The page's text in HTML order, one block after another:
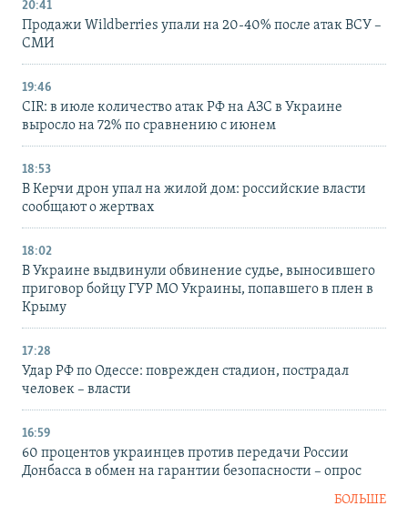
20:41
Продажи Wildberries упали на 20-40% после атак ВСУ –
СМИ
19:46
CIR: в июле количество атак РФ на АЗС в Украине
выросло на 72% по сравнению с июнем
18:53
В Керчи дрон упал на жилой дом: российские власти
сообщают о жертвах
18:02
В Украине выдвинули обвинение судье, выносившего
приговор бойцу ГУР МО Украины, попавшего в плен в
Крыму
17:28
Удар РФ по Одессе: поврежден стадион, пострадал
человек – власти
16:59
60 процентов украинцев против передачи России
Донбасса в обмен на гарантии безопасности – опрос
БОЛЬШЕ